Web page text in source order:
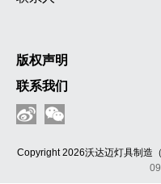
版权声明
联系我们
Copyright 2026沃达迈灯具制造